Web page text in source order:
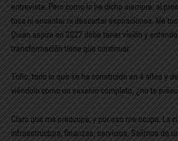
entrevista. Pero como lo he dicho siempre: al
toca ni encantar ni descartar aspiraciones. Me
Quien aspire en 2027 debe tener visión y
transformación tiene que continuar.
Toño, todo lo que se ha construido en 4 años y
viéndolo como un sexenio completo, ¿no te
Claro que me preocupa, y por eso me ocupa. La
infraestructura, finanzas, servicios. Salimos de